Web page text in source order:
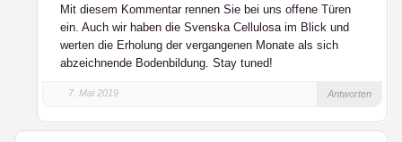
Mit diesem Kommentar rennen Sie bei uns offene Türen
ein. Auch wir haben die Svenska Cellulosa im Blick und
werten die Erholung der vergangenen Monate als sich
abzeichnende Bodenbildung. Stay tuned!
7. Mai 2019 Antworten